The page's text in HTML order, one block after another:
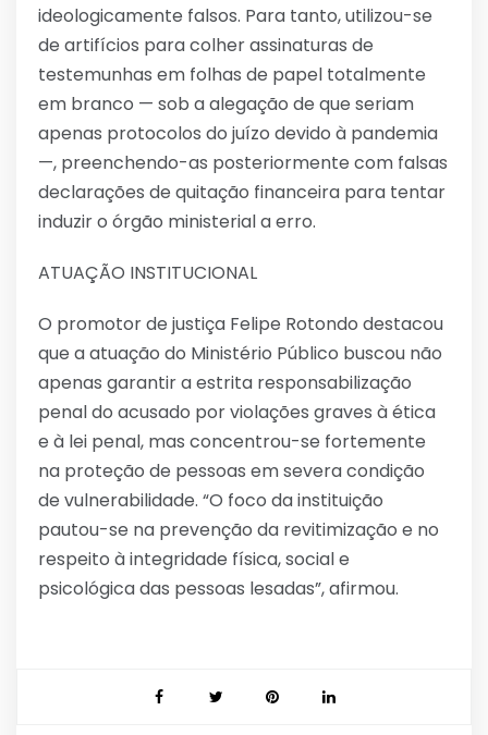
ideologicamente falsos. Para tanto, utilizou-se
de artifícios para colher assinaturas de
testemunhas em folhas de papel totalmente
em branco — sob a alegação de que seriam
apenas protocolos do juízo devido à pandemia
—, preenchendo-as posteriormente com falsas
declarações de quitação financeira para tentar
induzir o órgão ministerial a erro.
ATUAÇÃO INSTITUCIONAL
O promotor de justiça Felipe Rotondo destacou
que a atuação do Ministério Público buscou não
apenas garantir a estrita responsabilização
penal do acusado por violações graves à ética
e à lei penal, mas concentrou-se fortemente
na proteção de pessoas em severa condição
de vulnerabilidade. “O foco da instituição
pautou-se na prevenção da revitimização e no
respeito à integridade física, social e
psicológica das pessoas lesadas”, afirmou.